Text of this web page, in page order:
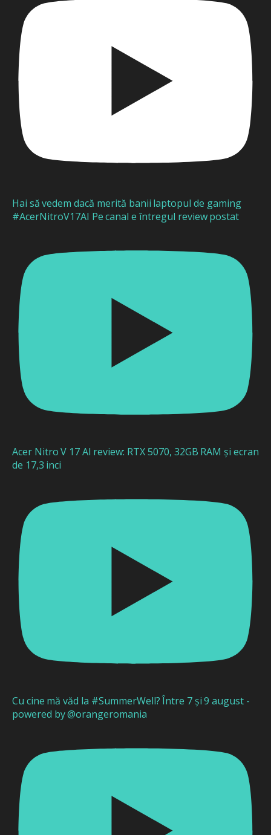
Hai să vedem dacă merită banii laptopul de gaming
#AcerNitroV17AI Pe canal e întregul review postat
Acer Nitro V 17 AI review: RTX 5070, 32GB RAM și ecran
de 17,3 inci
Cu cine mă văd la #SummerWell? Între 7 și 9 august -
powered by @orangeromania